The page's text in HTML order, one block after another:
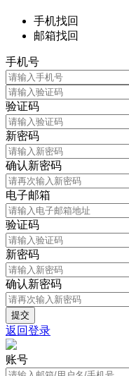
手机找回
邮箱找回
手机号
验证码
新密码
确认新密码
电子邮箱
验证码
新密码
确认新密码
返回登录
账号